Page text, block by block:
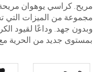
مريح. كراسي يوهوان
مجموعة من الميزات
وبدون جهد. وداعًا لقيود
بمستوى جديد من الحرية مع